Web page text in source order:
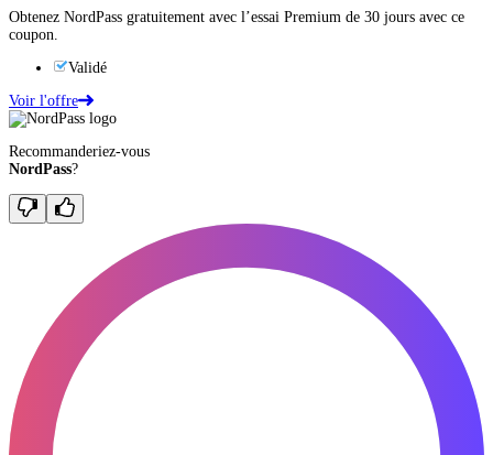
Obtenez NordPass gratuitement avec l’essai Premium de 30 jours avec ce
coupon.
Validé
Voir l'offre
Recommanderiez-vous
NordPass?